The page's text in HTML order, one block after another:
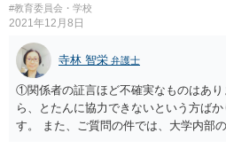
導されています。 保育園との相談や交
町村の担当課に苦情を上げることにな
「福祉サービス運営適正化委員会」が
はもちろんのこと、認可外の保育施設
は、市や区、都道府県などの責任の範
談に応じなくてはなりません。
#教育委員会・学校
2021年12月8日
寺林 智栄 弁護士
①関係者の証言ほど不確実なものはあ
ら、とたんに協力できないという方ば
す。 また、ご質問の件では、大学内部